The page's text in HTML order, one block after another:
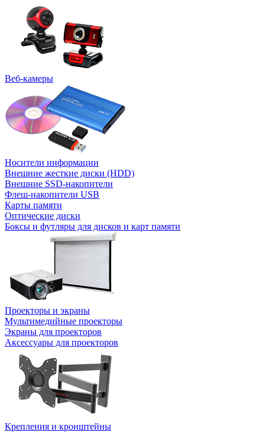
Веб-камеры
Носители информации
Внешние жесткие диски (HDD)
Внешние SSD-накопители
Флеш-накопители USB
Карты памяти
Оптические диски
Боксы и футляры для дисков и карт памяти
Проекторы и экраны
Мультимедийные проекторы
Экраны для проекторов
Аксессуары для проекторов
Крепления и кронштейны